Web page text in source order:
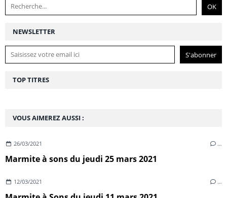
NEWSLETTER
VOUS AIMEREZ AUSSI :
26/03/2021 …
Marmite à sons du jeudi 25 mars 2021
12/03/2021 …
TOP TITRES